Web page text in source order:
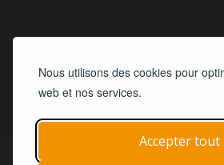
Nous utilisons des cookies pour
web et nos services.
Accepter tout
CONCEPTIONetHÉBERGEMENT
© 2019 - 2026 |